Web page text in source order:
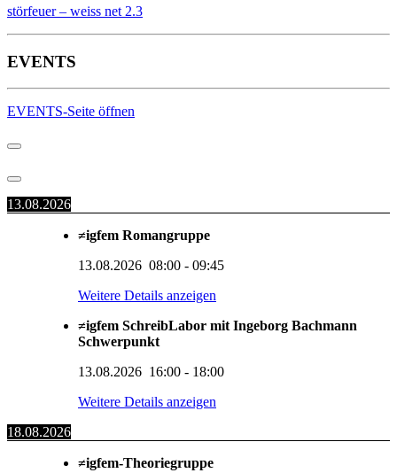
störfeuer – weiss net 2.3
EVENTS
EVENTS-Seite öffnen
13.08.2026
≠igfem Romangruppe
13.08.2026 08:00 - 09:45
Weitere Details anzeigen
≠igfem SchreibLabor mit Ingeborg Bachmann
Schwerpunkt
13.08.2026 16:00 - 18:00
Weitere Details anzeigen
18.08.2026
≠igfem-Theoriegruppe